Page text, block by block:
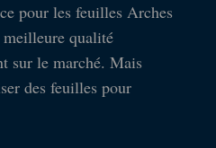
pour les feuilles Arches
qualité
sur le marché. Mais
des feuilles pour